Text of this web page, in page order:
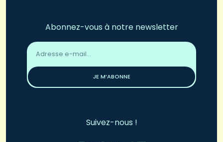
Abonnez-vous à notre newsletter
Adresse
email
JE M’ABONNE
Suivez-nous !